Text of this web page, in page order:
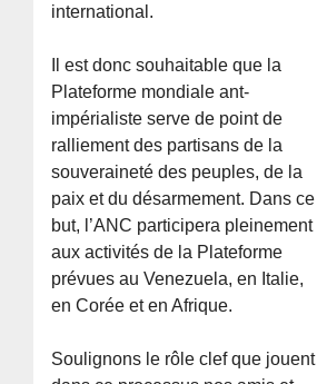
international.
Il est donc souhaitable que la
Plateforme mondiale ant-
impérialiste serve de point de
ralliement des partisans de la
souveraineté des peuples, de la
paix et du désarmement. Dans ce
but, l’ANC participera pleinement
aux activités de la Plateforme
prévues au Venezuela, en Italie,
en Corée et en Afrique.
Soulignons le rôle clef que jouent